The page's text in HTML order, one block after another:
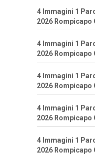
4 Immagini 1
2026
4 Immagini 1
2026
4 Immagini 1
2026
4 Immagini 1
2026
4 Immagini 1
2026